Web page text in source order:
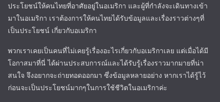
ประโยชน์ให้คนไทยที่อาศัยอยู่ในอเมริกา และผู้ที่กำลังจะเดินทางเข้า
มาในอเมริกา เราต้องการให้คนไทยได้รับข้อมูลและเรื่องราวต่างๆที่
เป็นประโยชน์ เกี่ยวกับอเมริกา
พวกเราเคยเป็นคนที่ไม่เคยรู้เรื่องอะไรเกี่ยวกับอเมริกาเลย แต่เมื่อได้มี
โอกาสมาที่นี่ ได้ผ่านประสบการณ์และได้รับรู้เรื่องราวมากมายที่น่า
สนใจ จึงอยากจะถ่ายทอดออกมา ซึ่งข้อมูลหลายอย่าง หากเราได้รู้ไว้
ก่อนจะเป็นประโยชน์มากๆในการใช้ชีวิตในอเมริกาค่ะ